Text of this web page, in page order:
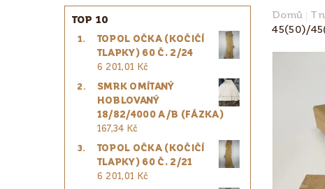
KÁVA QUINTA ŘEZIVO ESPRESSO 100% -
PRO ŘEMESLNÍKY PRO DESIGNÉRY
TOP 10
TOPOL OČKA (KOČIČÍ
TLAPKY) 60 Č. 2/24
6 201,01 Kč
SMRK OMÍTANÝ
HOBLOVANÝ
18/82/4000 A/B (FÁZKA)
167,34 Kč
TOPOL OČKA (KOČIČÍ
TLAPKY) 60 Č. 2/21
6 201,01 Kč
Domů
45(50)/